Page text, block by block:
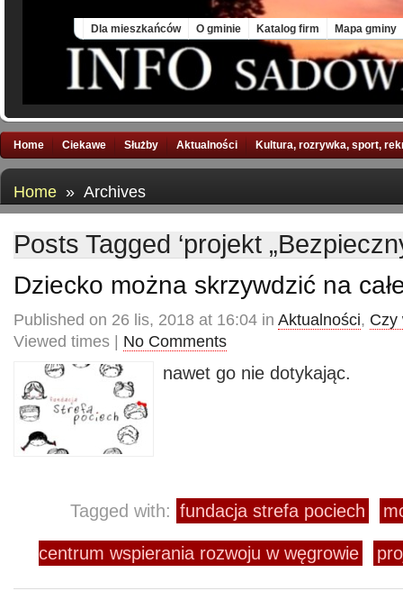
Dla mieszkańców O gminie Katalog firm Mapa gminy
Home Ciekawe Służby Aktualności Kultura, rozrywka, sport,
Home » Archives
Posts Tagged ‘projekt
Dziecko można skrzywdzić na
Published on 26 lis, 2018 at 16:04 in Aktualności, Czy
Viewed times | No Comments
nawet go nie dotykając.
Tagged with: fundacja strefa pociech
centrum wspierania rozwoju w węgrowie